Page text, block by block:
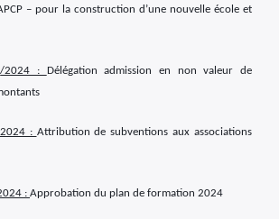
– pour la construction d’une nouvelle école et
/2024 : Délégation admission en non valeur de
: Attribution de subventions aux associations
: Approbation du plan de formation 2024